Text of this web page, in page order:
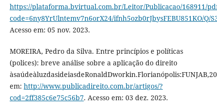
https://plataforma.bvirtual.com.br/Leitor/Publicacao/168911/
code=6ny8YrUlntemv7n6orX24/ifnh5ozb0rJbysFEBU851KO/Q/
Acesso em: 05 nov. 2023.
MOREIRA, Pedro da Silva. Entre princípios e políticas
(polices): breve análise sobre a aplicação do direito
em: http://www.publicadireito.com.br/artigos/?
cod=2ff385c6e75c56b7. Acesso em: 03 dez. 2023.